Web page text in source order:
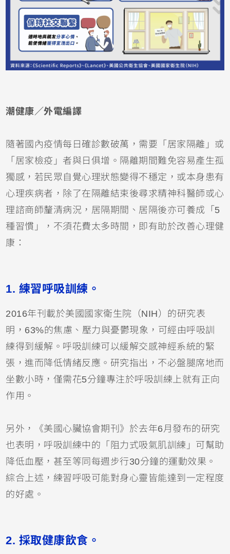
潮健康／外電編譯
隨著國內疫情每日確診數破萬，需要「居家隔離」或
「居家檢疫」者與日俱增。隔離期間難免容易產生孤
獨感，若民眾自覺心理狀態變得不穩定，或本身患有
心理疾病者，除了在隔離結束後尋求精神科醫師或心
理諮商師釐清病況，居隔期間、居隔後亦可養成「5
種習慣」，不須花費太多時間，即有助於改善心理健
康：
1. 練習呼吸訓練。
2016年刊載於美國國家衛生院（NIH）的研究表
明，63%的焦慮、壓力與憂鬱現象，可經由呼吸訓
練得到緩解。呼吸訓練可以緩解交感神經系統的緊
張，進而降低情緒反應。研究指出，不必盤腿席地而
坐數小時，僅需花5分鐘專注於呼吸訓練上就有正向
作用。
另外，《美國心臟協會期刊》於去年6月發布的研究
也表明，呼吸訓練中的「阻力式吸氣肌訓練」可幫助
降低血壓，甚至等同每週步行30分鐘的運動效果。
綜合上述，練習呼吸可能對身心靈皆能達到一定程度
的好處。
2. 採取健康飲食。